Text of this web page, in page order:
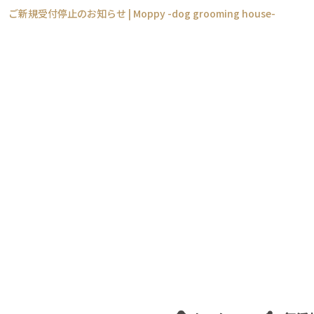
ご新規受付停止のお知らせ | Moppy -dog grooming house-